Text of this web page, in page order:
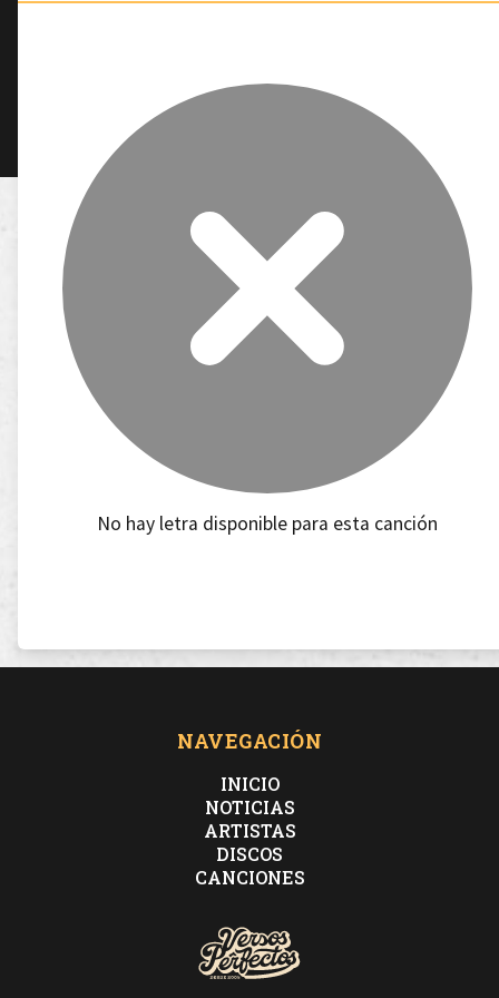
No hay letra disponible para esta canción
NAVEGACIÓN
INICIO
NOTICIAS
ARTISTAS
DISCOS
CANCIONES